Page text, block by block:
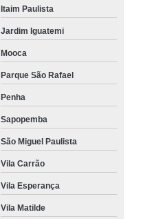
Itaim Paulista
Jardim Iguatemi
Mooca
Parque São Rafael
Penha
Sapopemba
São Miguel Paulista
Vila Carrão
Vila Esperança
Vila Matilde